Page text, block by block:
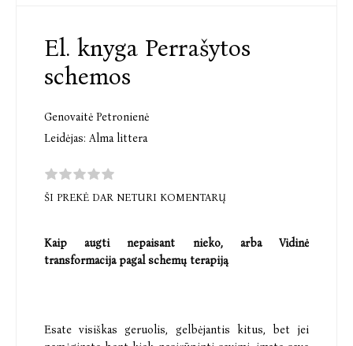
El. knyga Perrašytos
schemos
Genovaitė Petronienė
Leidėjas: Alma littera
ŠI PREKĖ DAR NETURI KOMENTARŲ
Kaip augti nepaisant nieko, arba Vidinė
transformacija pagal schemų terapiją
Esate visiškas geruolis, gelbėjantis kitus, bet jei